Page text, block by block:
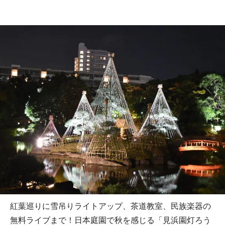
紅葉巡りに雪吊りライトアップ、茶道教室、民族楽器の
無料ライブまで！日本庭園で秋を感じる「見浜園灯ろう